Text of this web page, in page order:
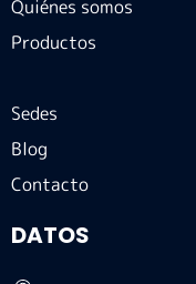
Quiénes somos
Productos
Sedes
Blog
Contacto
DATOS